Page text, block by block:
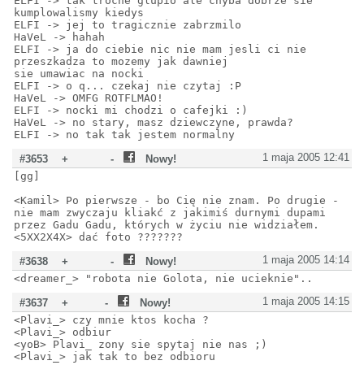
kumplowalismy kiedys
ELFI -> jej to tragicznie zabrzmilo
HaVeL -> hahah
ELFI -> ja do ciebie nic nie mam jesli ci nie
przeszkadza to mozemy jak dawniej
sie umawiac na nocki
ELFI -> o q... czekaj nie czytaj :P
HaVeL -> OMFG ROTFLMAO!
ELFI -> nocki mi chodzi o cafejki :)
HaVeL -> no stary, masz dziewczyne, prawda?
ELFI -> no tak tak jestem normalny
1 maja 2005 12:41
#3653 + -
Nowy!
[gg]
<Kamil> Po pierwsze - bo Cię nie znam. Po drugie -
nie mam zwyczaju kliakć z jakimiś durnymi dupami
przez Gadu Gadu, których w życiu nie widziałem.
<5XX2X4X> dać foto ???????
1 maja 2005 14:14
#3638 + -
Nowy!
<dreamer_> "robota nie Golota, nie ucieknie"..
1 maja 2005 14:15
#3637 + -
Nowy!
<Plavi_> czy mnie ktos kocha ?
<Plavi_> odbiur
<yoB> Plavi_ zony sie spytaj nie nas ;)
<Plavi_> jak tak to bez odbioru